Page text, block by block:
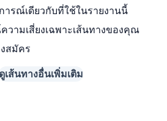
ารณ์เดียวกับที่ใช้ในรายงานนี้
วามเสี่ยงเฉพาะเส้นทางของคุณ
สมัคร
ดูเส้นทางอื่นเพิ่มเติม